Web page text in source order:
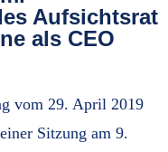
Aufsichtsrat
als CEO
vom 29. April 2019
Sitzung am 9.